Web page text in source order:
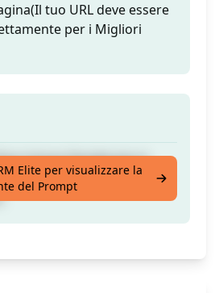
tuo URL deve essere
per i Migliori
Desiderata in
si colloca sui SERP per il
Elite per visualizzare la
del Prompt